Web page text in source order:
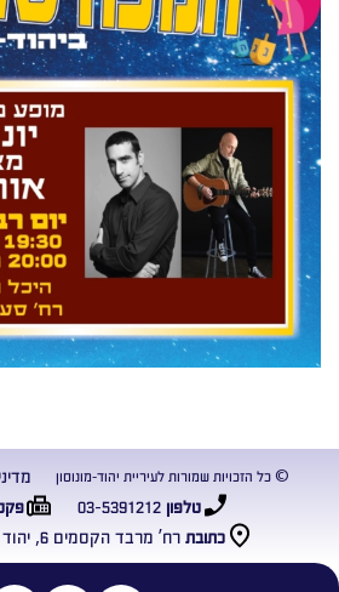
כתובת רח’ מרבד הקסמים 6, יהוד מונוסון, 5635001
טלפון03-5391212
© כל הזכויות שמורות לעיריית יהוד-מונוסון